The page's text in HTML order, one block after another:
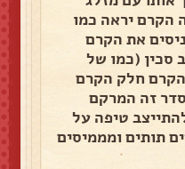
הקרם יראה כמו
את הקרם
סכין (כמו של
חלק הקרם
זה המרקם
טיפה על
תותים ומממיסים